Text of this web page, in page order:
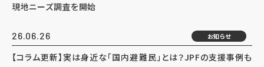
現地ニーズ調査を開始
26.06.26 お知らせ
【コラム更新】実は身近な「国内避難民」とは？JPFの支援事例も